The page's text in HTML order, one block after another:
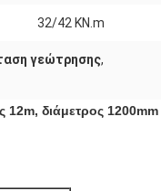
32/42 KN.m
γεώτρησης,
διάμετρος 1200mm